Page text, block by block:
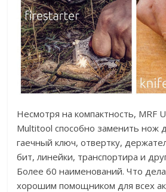
Несмотря на компактность, MRF
Multitool способно заменить нож
гаечный ключ, отвертку,
бит, линейки, транспортира и
Более 60 наименований. Что
хорошим помощником для всех